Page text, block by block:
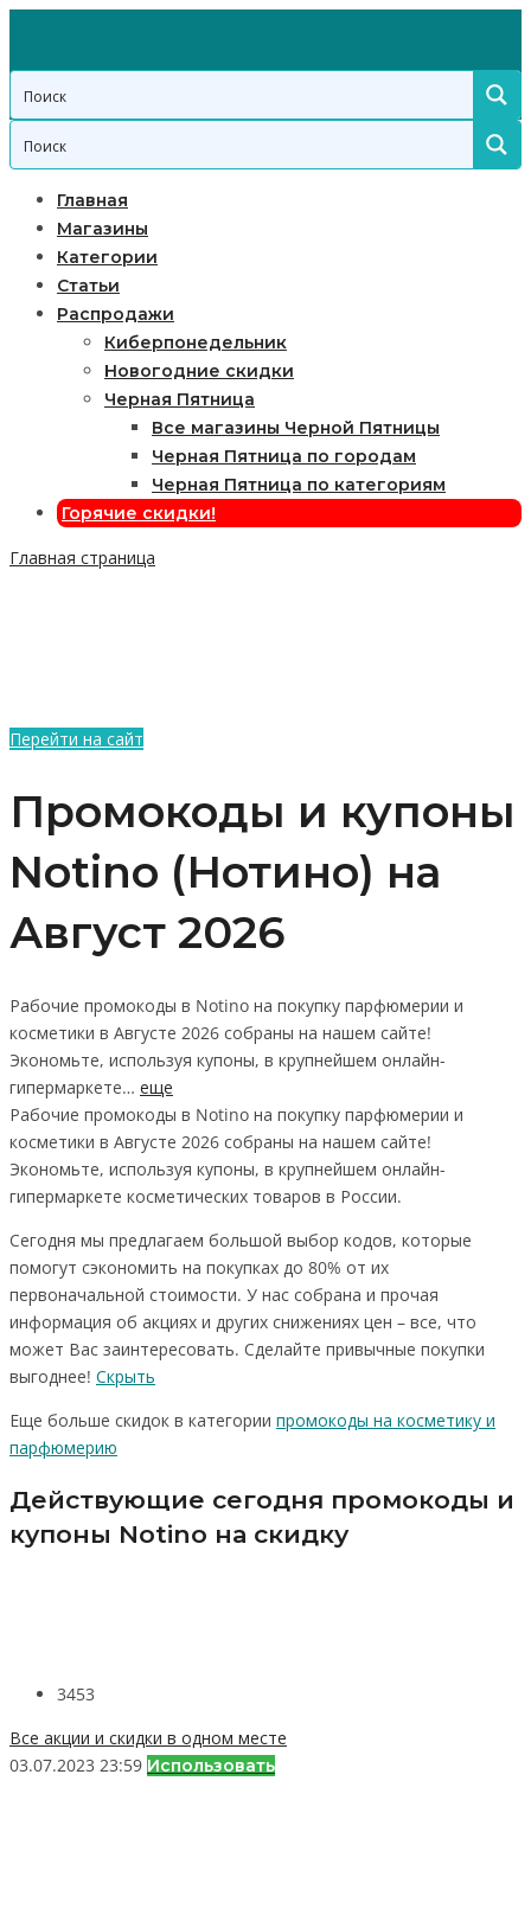
Главная
Магазины
Категории
Статьи
Распродажи
Киберпонедельник
Новогодние скидки
Черная Пятница
Все магазины Черной Пятницы
Черная Пятница по городам
Черная Пятница по категориям
Горячие скидки!
Главная страница
Перейти на сайт
Промокоды и купоны
Notino (Нотино) на
Август 2026
Рабочие промокоды в Notino на покупку парфюмерии и
косметики в Августе 2026 собраны на нашем сайте!
Экономьте, используя купоны, в крупнейшем онлайн-
гипермаркете… еще
Рабочие промокоды в Notino на покупку парфюмерии и
косметики в Августе 2026 собраны на нашем сайте!
Экономьте, используя купоны, в крупнейшем онлайн-
гипермаркете косметических товаров в России.
Сегодня мы предлагаем большой выбор кодов, которые
помогут сэкономить на покупках до 80% от их
первоначальной стоимости. У нас собрана и прочая
информация об акциях и других снижениях цен – все, что
может Вас заинтересовать. Сделайте привычные покупки
выгоднее! Скрыть
Еще больше скидок в категории промокоды на косметику и
парфюмерию
Действующие сегодня промокоды и
купоны Notino на скидку
3453
Все акции и скидки в одном месте
03.07.2023 23:59 Использовать